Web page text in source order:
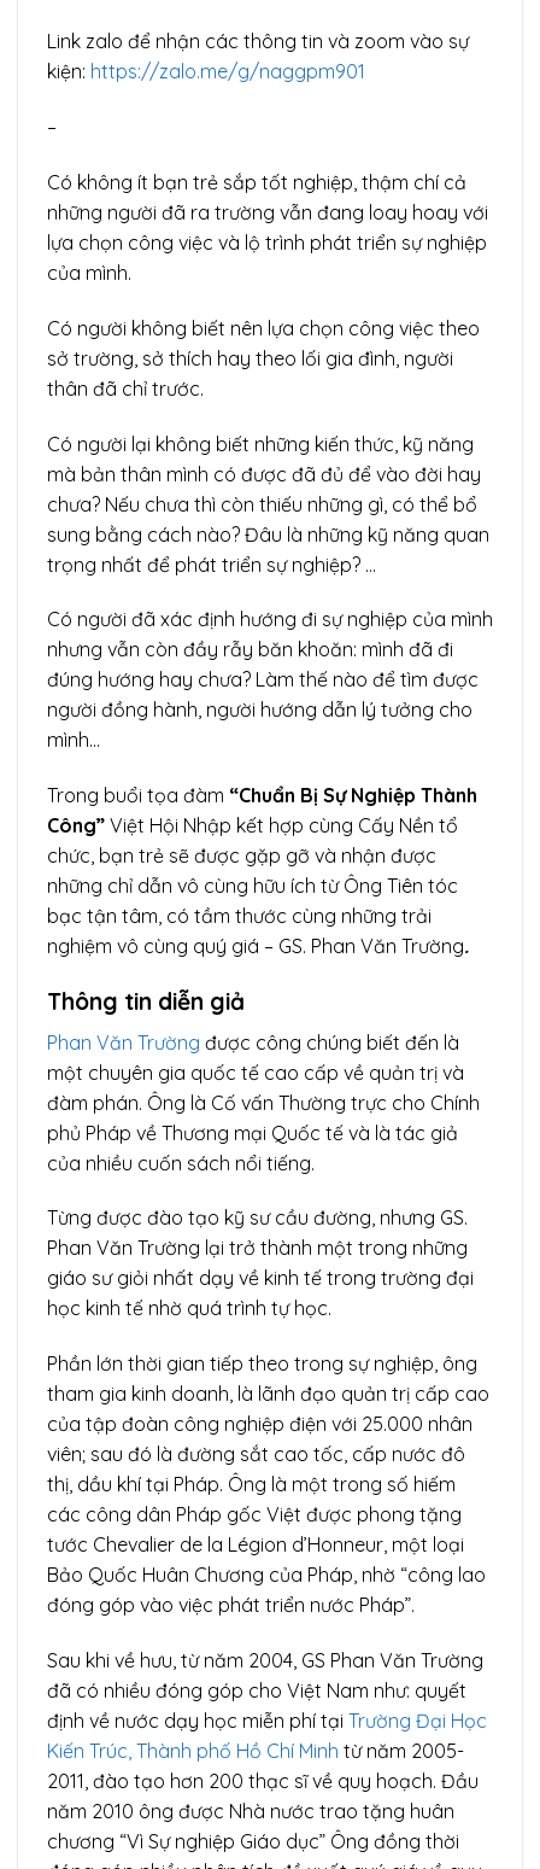
Link zalo để nhận các thông tin và zoom vào sự
kiện: https://zalo.me/g/naggpm901
–
Có không ít bạn trẻ sắp tốt nghiệp, thậm chí cả
những người đã ra trường vẫn đang loay hoay với
lựa chọn công việc và lộ trình phát triển sự nghiệp
của mình.
Có người không biết nên lựa chọn công việc theo
sở trường, sở thích hay theo lối gia đình, người
thân đã chỉ trước.
Có người lại không biết những kiến thức, kỹ năng
mà bản thân mình có được đã đủ để vào đời hay
chưa? Nếu chưa thì còn thiếu những gì, có thể bổ
sung bằng cách nào? Đâu là những kỹ năng quan
trọng nhất để phát triển sự nghiệp? …
Có người đã xác định hướng đi sự nghiệp của mình
nhưng vẫn còn đầy rẫy băn khoăn: mình đã đi
đúng hướng hay chưa? Làm thế nào để tìm được
người đồng hành, người hướng dẫn lý tưởng cho
mình…
Trong buổi tọa đàm “Chuẩn Bị Sự Nghiệp Thành
Công” Việt Hội Nhập kết hợp cùng Cấy Nền tổ
chức, bạn trẻ sẽ được gặp gỡ và nhận được
những chỉ dẫn vô cùng hữu ích từ Ông Tiên tóc
bạc tận tâm, có tầm thước cùng những trải
nghiệm vô cùng quý giá – GS. Phan Văn Trường.
Thông tin diễn giả
Phan Văn Trường được công chúng biết đến là
một chuyên gia quốc tế cao cấp về quản trị và
đàm phán. Ông là Cố vấn Thường trực cho Chính
phủ Pháp về Thương mại Quốc tế và là tác giả
của nhiều cuốn sách nổi tiếng.
Từng được đào tạo kỹ sư cầu đường, nhưng GS.
Phan Văn Trường lại trở thành một trong những
giáo sư giỏi nhất dạy về kinh tế trong trường đại
học kinh tế nhờ quá trình tự học.
Phần lớn thời gian tiếp theo trong sự nghiệp, ông
tham gia kinh doanh, là lãnh đạo quản trị cấp cao
của tập đoàn công nghiệp điện với 25.000 nhân
viên; sau đó là đường sắt cao tốc, cấp nước đô
thị, dầu khí tại Pháp. Ông là một trong số hiếm
các công dân Pháp gốc Việt được phong tặng
tước Chevalier de la Légion d’Honneur, một loại
Bảo Quốc Huân Chương của Pháp, nhờ “công lao
đóng góp vào việc phát triển nước Pháp”.
Sau khi về hưu, từ năm 2004, GS Phan Văn Trường
đã có nhiều đóng góp cho Việt Nam như: quyết
định về nước dạy học miễn phí tại Trường Đại Học
Kiến Trúc, Thành phố Hồ Chí Minh từ năm 2005-
2011, đào tạo hơn 200 thạc sĩ về quy hoạch. Đầu
năm 2010 ông được Nhà nước trao tặng huân
chương “Vì Sự nghiệp Giáo dục” Ông đồng thời